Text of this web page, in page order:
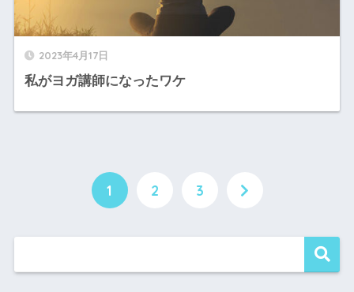
2023年4月17日
私がヨガ講師になったワケ
1 2 3